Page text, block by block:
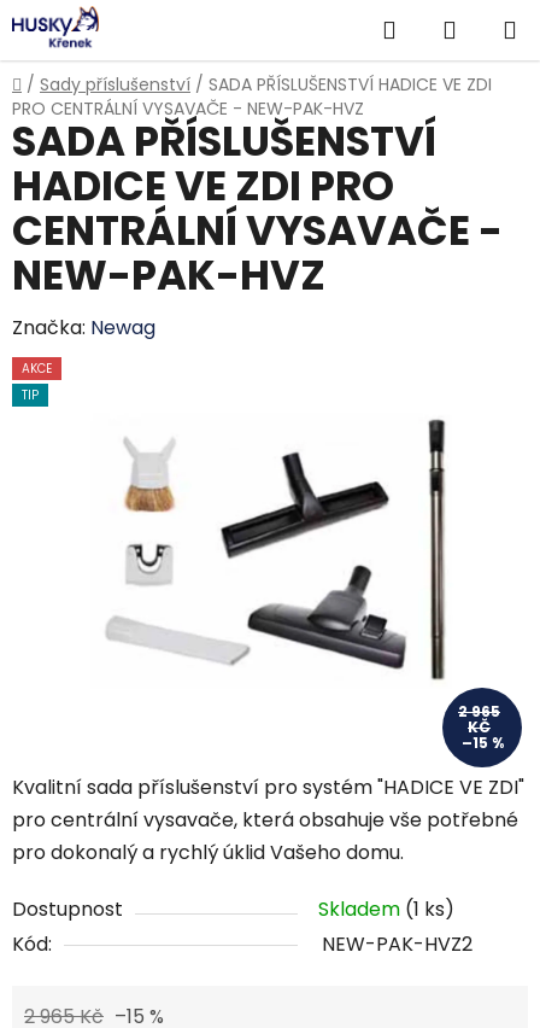
Přejít
na
obsah
Hledat
KOŠÍK
Domů
/ Sady příslušenství / SADA PŘÍSLUŠENSTVÍ HADICE VE ZDI
PRO CENTRÁLNÍ VYSAVAČE - NEW-PAK-HVZ
Kvalitní sada příslušenství pro systém "HADICE VE ZDI"
pro centrální vysavače, která obsahuje vše potřebné
pro dokonalý a rychlý úklid Vašeho domu.
Dostupnost Skladem (1 ks)
Kód:
NEW-PAK-HVZ2
2 965 Kč –15 %
SADA PŘÍSLUŠENSTVÍ
HADICE VE ZDI PRO
CENTRÁLNÍ VYSAVAČE -
NEW-PAK-HVZ
Značka: Newag
AKCE
TIP
2 965
KČ
–15 %